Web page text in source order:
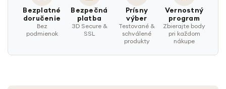
Bezplatné
doručenie
Bez
podmienok
Bezpečná
platba
3D Secure &
SSL
Prísny
výber
Testované &
schválené
produkty
Vernostný
program
Zbierajte body
pri každom
nákupe